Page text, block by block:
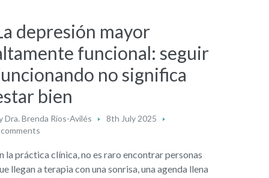
depresión mayor
funcional: seguir
no significa
bien
Dra. Brenda Ríos-Avilés
8th July 2025
la práctica clínica, no es raro encontrar personas
llegan a terapia con una sonrisa, una agenda llena